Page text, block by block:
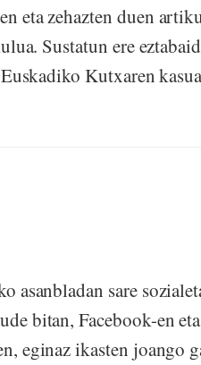
eta zehazten duen
Sustatun ere
Kutxaren
asanbladan sare
bitan, Facebook-en
eginaz ikasten joango